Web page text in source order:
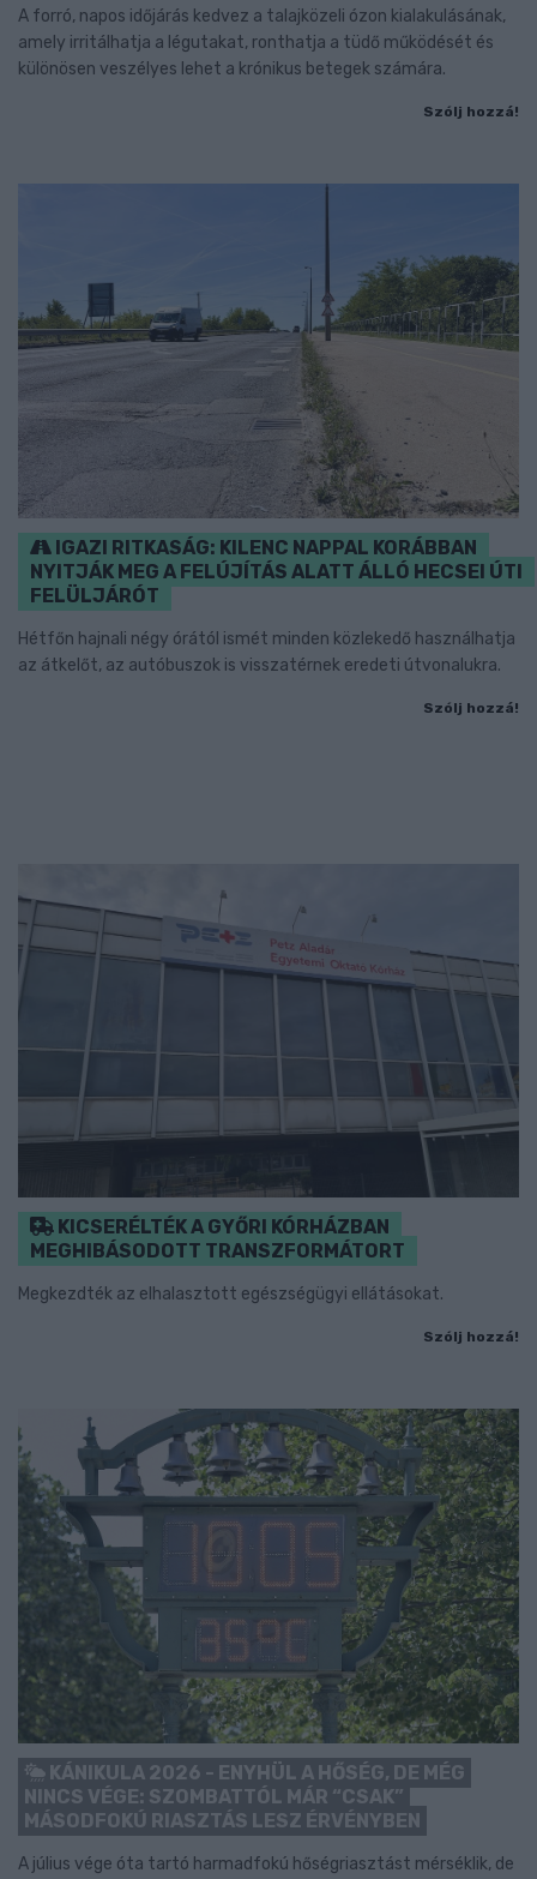
A forró, napos időjárás kedvez a talajközeli ózon kialakulásának,
amely irritálhatja a légutakat, ronthatja a tüdő működését és
különösen veszélyes lehet a krónikus betegek számára.
Szólj hozzá!
IGAZI RITKASÁG: KILENC NAPPAL KORÁBBAN
NYITJÁK MEG A FELÚJÍTÁS ALATT ÁLLÓ HECSEI ÚTI
FELÜLJÁRÓT
Hétfőn hajnali négy órától ismét minden közlekedő használhatja
az átkelőt, az autóbuszok is visszatérnek eredeti útvonalukra.
Szólj hozzá!
KICSERÉLTÉK A GYŐRI KÓRHÁZBAN
MEGHIBÁSODOTT TRANSZFORMÁTORT
Megkezdték az elhalasztott egészségügyi ellátásokat.
Szólj hozzá!
KÁNIKULA 2026 - ENYHÜL A HŐSÉG, DE MÉG
NINCS VÉGE: SZOMBATTÓL MÁR “CSAK”
MÁSODFOKÚ RIASZTÁS LESZ ÉRVÉNYBEN
A július vége óta tartó harmadfokú hőségriasztást mérséklik, de